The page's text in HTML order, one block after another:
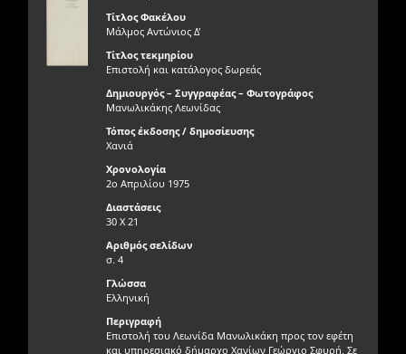
Τίτλος Φακέλου
Μάλμος Αντώνιος Δ'
Τίτλος τεκμηρίου
Επιστολή και κατάλογος δωρεάς
Δημιουργός – Συγγραφέας – Φωτογράφος
Μανωλικάκης Λεωνίδας
Τόπος έκδοσης / δημοσίευσης
Χανιά
Χρονολογία
2ο Απριλίου 1975
Διαστάσεις
30 Χ 21
Αριθμός σελίδων
σ. 4
Γλώσσα
Ελληνική
Περιγραφή
Επιστολή του Λεωνίδα Μανωλικάκη προς τον εφέτη
και υπηρεσιακό δήμαρχο Χανίων Γεώργιο Σφυρή. Σε